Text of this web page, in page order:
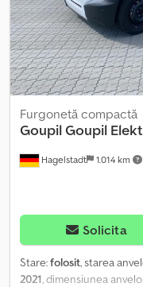
Hagelstadt 1.014 km
Furgonetă compactă
GoupilGoupil
Solicita
Stare:folosit, starea
2021, dimensiunea